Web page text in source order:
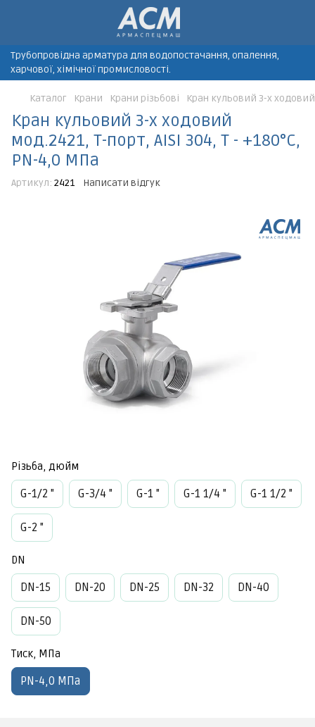
Трубопровідна арматура для водопостачання, опалення,
харчової, хімічної промисловості.
Каталог Крани Крани різьбові Кран кульовий 3-х
Кран кульовий 3-х ходовий
мод.2421, Т-порт, AISI 304, Т - +180°C,
PN-4,0 МПа
Артикул: 2421 Написати відгук
Різьба, дюйм
G-1/2 " G-3/4 " G-1 " G-1 1/4 " G-1 1/2 "
G-2 "
DN
DN-15 DN-20 DN-25 DN-32 DN-40
DN-50
Тиск, МПа
PN-4,0 МПа